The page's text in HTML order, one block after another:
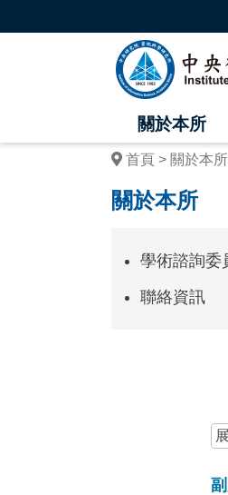
中
央
研
究
資
學
關於本所
首頁 關於本所
關於本所
學術諮詢委
聯絡資訊